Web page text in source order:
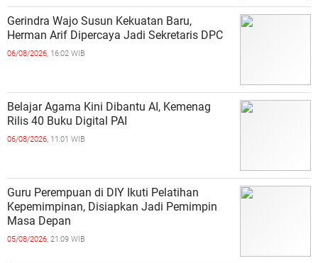
Gerindra Wajo Susun Kekuatan Baru,
Herman Arif Dipercaya Jadi Sekretaris DPC
06/08/2026, 16:02 WIB
Belajar Agama Kini Dibantu AI, Kemenag
Rilis 40 Buku Digital PAI
06/08/2026, 11:01 WIB
Guru Perempuan di DIY Ikuti Pelatihan
Kepemimpinan, Disiapkan Jadi Pemimpin
Masa Depan
05/08/2026, 21:09 WIB